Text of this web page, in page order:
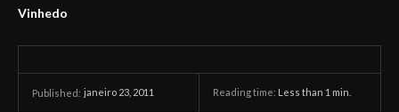
Vinhedo
Published: janeiro 23, 2011 Reading time: Less than 1 min.